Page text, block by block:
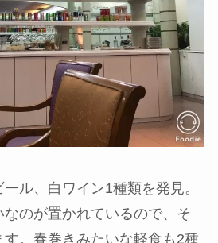
ル、白ワイン1種類を発見。
のが置かれているので、そ
。春巻きみたいな軽食も2種